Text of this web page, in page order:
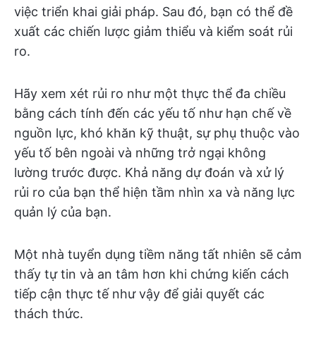
việc triển khai giải pháp. Sau đó, bạn có thể đề
xuất các chiến lược giảm thiểu và kiểm soát rủi
ro.
Hãy xem xét rủi ro như một thực thể đa chiều
bằng cách tính đến các yếu tố như hạn chế về
nguồn lực, khó khăn kỹ thuật, sự phụ thuộc vào
yếu tố bên ngoài và những trở ngại không
lường trước được. Khả năng dự đoán và xử lý
rủi ro của bạn thể hiện tầm nhìn xa và năng lực
quản lý của bạn.
Một nhà tuyển dụng tiềm năng tất nhiên sẽ cảm
thấy tự tin và an tâm hơn khi chứng kiến cách
tiếp cận thực tế như vậy để giải quyết các
thách thức.